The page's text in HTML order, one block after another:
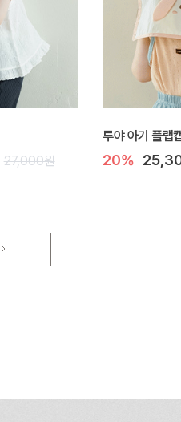
27,000원
루야 아기 플랩
20%